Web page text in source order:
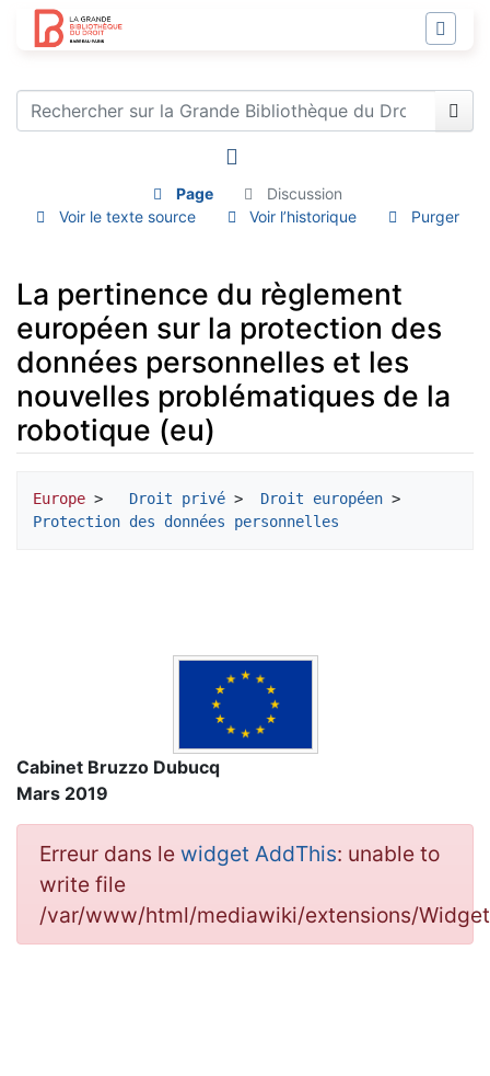
Page
Discussion
Voir le texte source
Voir l’historique Purger
La pertinence du règlement
européen sur la protection des
données personnelles et les
nouvelles problématiques de la
robotique (eu)
Europe > Droit privé > Droit européen
Protection des données personnelles
Cabinet Bruzzo Dubucq
Mars 2019
Erreur dans le widget AddThis: unable to
write file
/var/www/html/mediawiki/extensions/